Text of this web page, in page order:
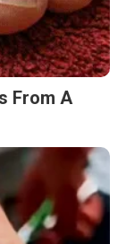
From A